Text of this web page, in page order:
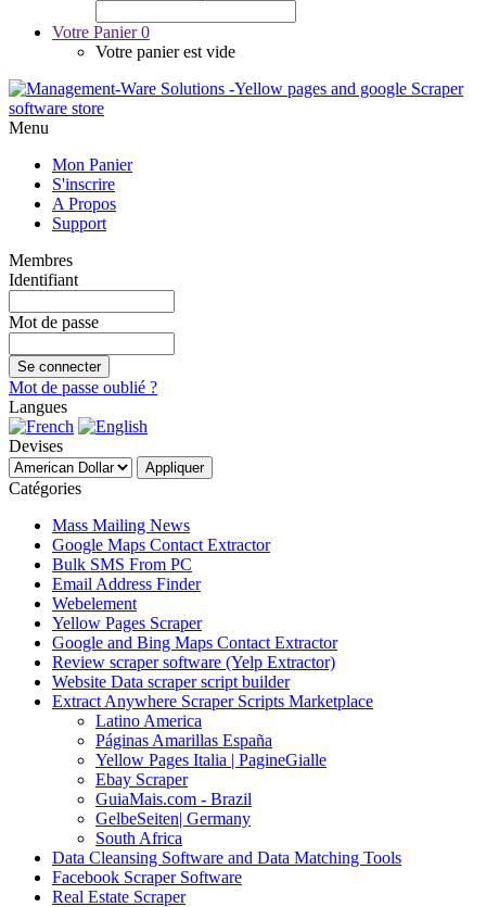
Votre Panier0
Votre panier est vide
Menu
Mon Panier
S'inscrire
A Propos
Support
Membres
Identifiant
Mot de passe
Mot de passe oublié ?
Langues
Devises
Catégories
Mass Mailing News
Google Maps Contact Extractor
Bulk SMS From PC
Email Address Finder
Webelement
Yellow Pages Scraper
Google and Bing Maps Contact Extractor
Review scraper software (Yelp Extractor)
Website Data scraper script builder
Extract Anywhere Scraper Scripts Marketplace
Latino America
Páginas Amarillas España
Yellow Pages Italia | PagineGialle
Ebay Scraper
GuiaMais.com - Brazil
GelbeSeiten| Germany
South Africa
Data Cleansing Software and Data Matching Tools
Facebook Scraper Software
Real Estate Scraper